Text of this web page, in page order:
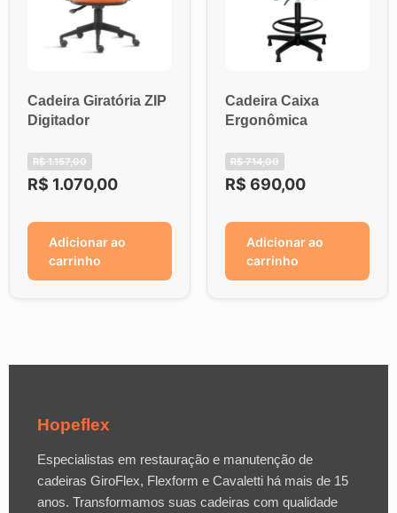
Cadeira Giratória ZIP
Digitador
R$1.157,00
R$ 1.070,00
Adicionar ao
carrinho
Cadeira Caixa
Ergonômica
R$714,00
R$ 690,00
Adicionar ao
carrinho
Hopeflex
Especialistas em restauração e manutenção de
cadeiras GiroFlex, Flexform e Cavaletti há mais de 15
anos. Transformamos suas cadeiras com qualidade